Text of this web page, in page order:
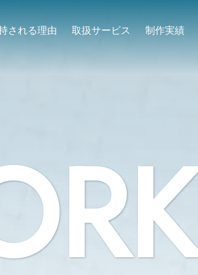
される理由 取扱サービス 制作実績